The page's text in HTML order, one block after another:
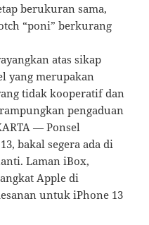
berukuran sama,
“poni” berkurang
atas sikap
yang merupakan
tidak kooperatif dan
pengaduan
— Ponsel
bakal segera ada di
Laman iBox,
Apple di
untuk iPhone 13